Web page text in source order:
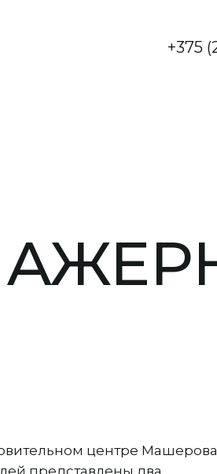
+375
центре Машерова
представлены два